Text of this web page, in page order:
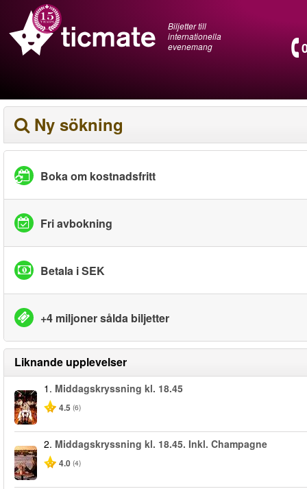
Biljetter till
internationella
evenemang
Ny sökning
Boka om kostnadsfritt
Fri avbokning
Betala i SEK
+4 miljoner sålda biljetter
Liknande upplevelser
1. Middagskryssning kl. 18.45
4.5 (6)
2. Middagskryssning kl. 18.45. Inkl. Champagne
4.0 (4)